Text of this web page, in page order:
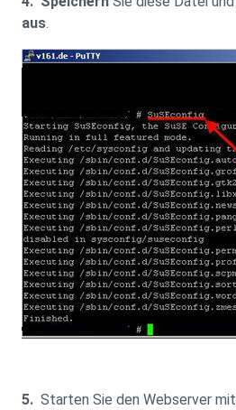
aus.
5. Starten Sie den Webserver mit